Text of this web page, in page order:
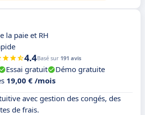
la paie et RH
4.4Basé sur 191 avis
Essai gratuit
Démo gratuite
19,00 € /mois
avec gestion des congés, des
de frais.